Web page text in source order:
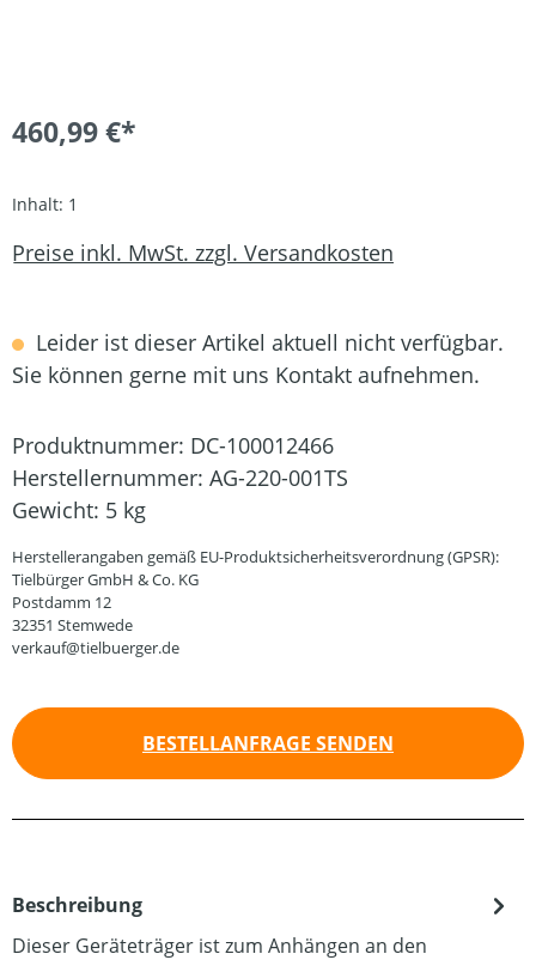
460,99 €*
Inhalt: 1
Preise inkl. MwSt. zzgl. Versandkosten
Leider ist dieser Artikel aktuell nicht verfügbar.
Sie können gerne mit uns Kontakt aufnehmen.
Produktnummer: DC-100012466
Herstellernummer: AG-220-001TS
Gewicht: 5 kg
Herstellerangaben gemäß EU-Produktsicherheitsverordnung (GPSR):
Tielbürger GmbH & Co. KG
Postdamm 12
32351 Stemwede
verkauf@tielbuerger.de
BESTELLANFRAGE SENDEN
Beschreibung
Dieser Geräteträger ist zum Anhängen an den